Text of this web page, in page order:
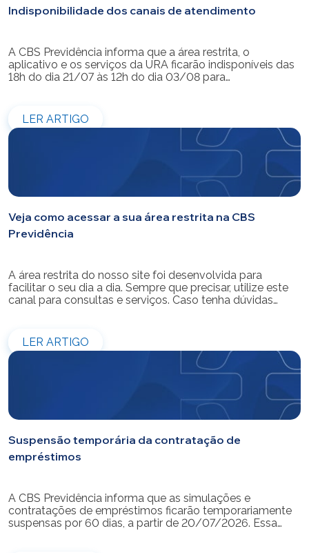
Indisponibilidade dos canais de atendimento
A CBS Previdência informa que a área restrita, o
aplicativo e os serviços da URA ficarão indisponíveis das
18h do dia 21/07 às 12h do dia 03/08 para
entre os dias 22/07 e 31/07. Reforçamos que as
simulações e contratações de empréstimos […]
LER ARTIGO
Veja como acessar a sua área restrita na CBS
Previdência
A área restrita do nosso site foi desenvolvida para
facilitar o seu dia a dia. Sempre que precisar, utilize este
canal para consultas e serviços. Caso tenha dúvidas
LER ARTIGO
Suspensão temporária da contratação de
empréstimos
A CBS Previdência informa que as simulações e
contratações de empréstimos ficarão temporariamente
suspensas por 60 dias, a partir de 20/07/2026. Essa